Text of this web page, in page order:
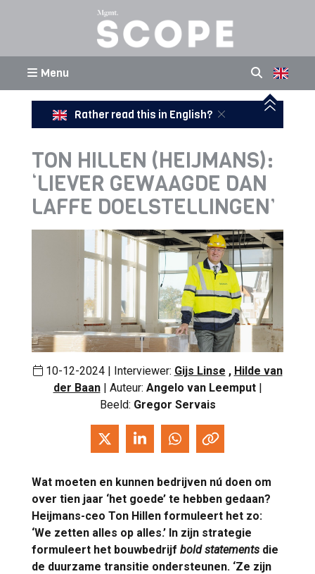
Menu
Rather read this in English?
TON HILLEN (HEIJMANS):
‘LIEVER GEWAAGDE DAN
LAFFE DOELSTELLINGEN’
10-12-2024 | Interviewer: Gijs Linse , Hilde van
der Baan | Auteur: Angelo van Leemput|
Beeld: Gregor Servais
Wat moeten en kunnen bedrijven nú doen om
over tien jaar ‘het goede’ te hebben gedaan?
Heijmans-ceo Ton Hillen formuleert het zo:
‘We zetten alles op alles.’ In zijn strategie
formuleert het bouwbedrijf bold statements die
de duurzame transitie ondersteunen. ‘Ze zijn